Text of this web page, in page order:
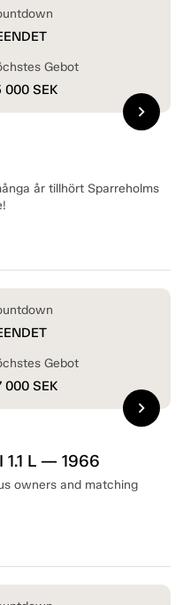
år tillhört Sparreholms
Gebot
000 SEK
chevron_right
L — 1966
owners and matching
Gebot
000 SEK
chevron_right